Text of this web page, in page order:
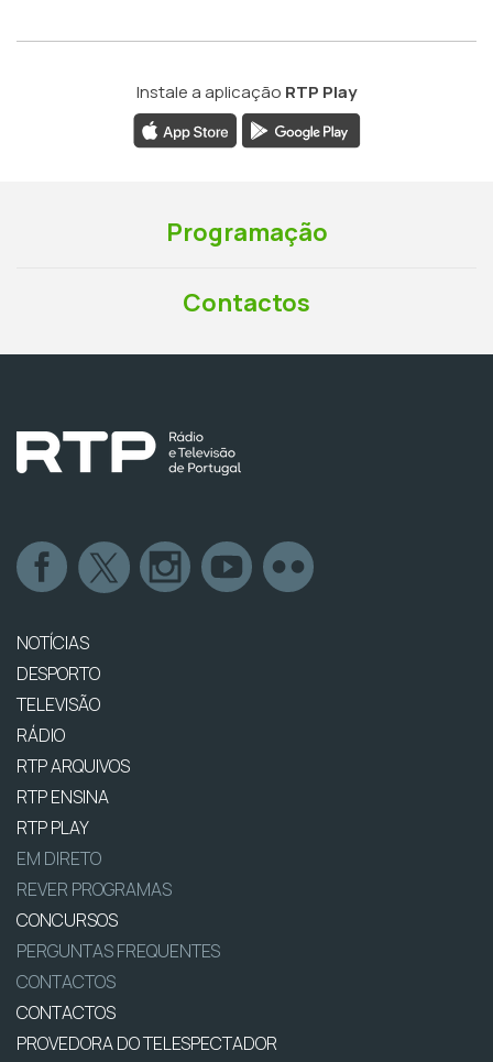
Instale a aplicação RTP Play
Programação
Contactos
NOTÍCIAS
DESPORTO
TELEVISÃO
RÁDIO
RTP ARQUIVOS
RTP ENSINA
RTP PLAY
EM DIRETO
REVER PROGRAMAS
CONCURSOS
PERGUNTAS FREQUENTES
CONTACTOS
CONTACTOS
PROVEDORA DO TELESPECTADOR